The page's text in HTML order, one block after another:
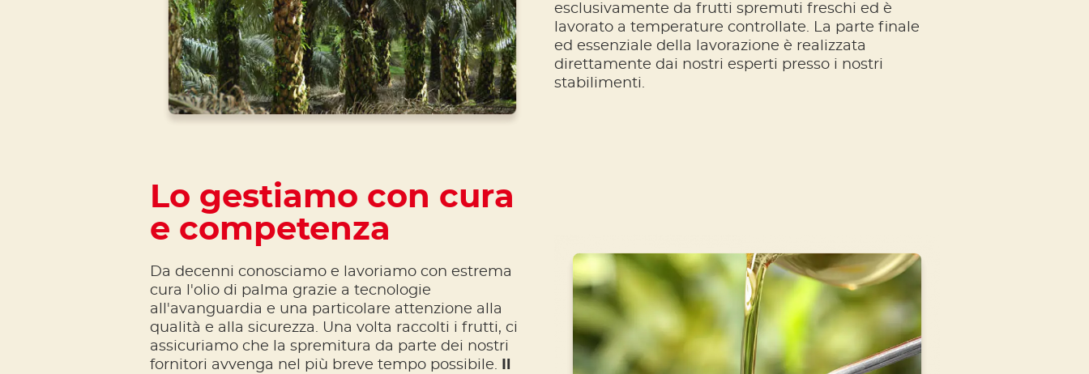
esclusivamente da frutti spremuti freschi ed è
lavorato a temperature controllate. La parte finale
ed essenziale della lavorazione è realizzata
direttamente dai nostri esperti presso i nostri
stabilimenti.
Lo gestiamo con cura
e competenza
Da decenni conosciamo e lavoriamo con estrema
cura l'olio di palma grazie a tecnologie
all'avanguardia e una particolare attenzione alla
qualità e alla sicurezza. Una volta raccolti i frutti, ci
assicuriamo che la spremitura da parte dei nostri
fornitori avvenga nel più breve tempo possibile.